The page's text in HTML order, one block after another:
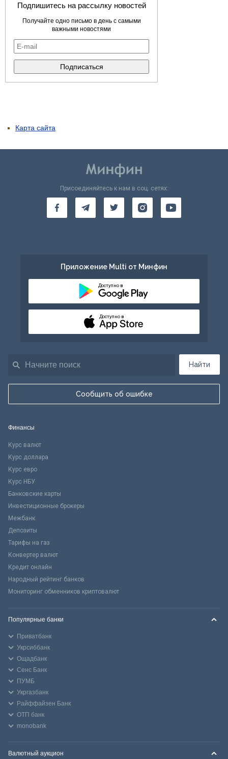
Подпишитесь на рассылку новостей
Получайте одно письмо в день с самыми
важными новостями
Карта сайта
Найти
Сообщить об ошибке
Присоединяйтесь к нам в соц. сетях:
Приложение Multi от Минфин
Доступно в
Доступно в
Финансы
Курс валют
Курс доллара
Курс евро
Курс НБУ
Банковские карты
Инвестиционные брокеры
Межбанк
Депозиты
Тарифы на газ
Конвертер валют
Кредит онлайн
Народный рейтинг банков
Мониторинг обменников криптовалют
Популярные банки
Приватбанк
Укрсиббанк
Ощадбанк
Сенс Банк
ПУМБ
Укргазбанк
Райффайзен Банк
ОТП банк
monobank
Валютный аукцион